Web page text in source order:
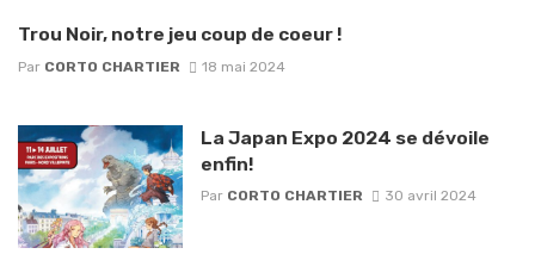
Trou Noir, notre jeu coup de coeur !
Par CORTO CHARTIER 18 mai 2024
La Japan Expo 2024 se dévoile
enfin!
Par CORTO CHARTIER 30 avril 2024